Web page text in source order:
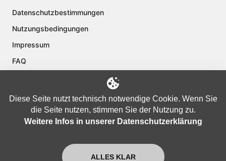
Datenschutzbestimmungen
Nutzungsbedingungen
Impressum
FAQ
Copyright © 2024 apolut | Jetzt erst recht!. Published apolut Creatives
Diese Seite nutzt technisch notwendige Cookie. Wenn Sie
die Seite nutzen, stimmen Sie der Nutzung zu.
Weitere Infos in unserer Datenschutzerklärung
ALLES KLAR